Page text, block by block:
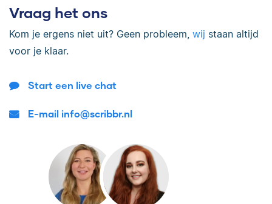
Vraag het ons
Kom je ergens niet uit? Geen probleem, wij staan altijd
voor je klaar.
Start een live chat
E-mail info@scribbr.nl